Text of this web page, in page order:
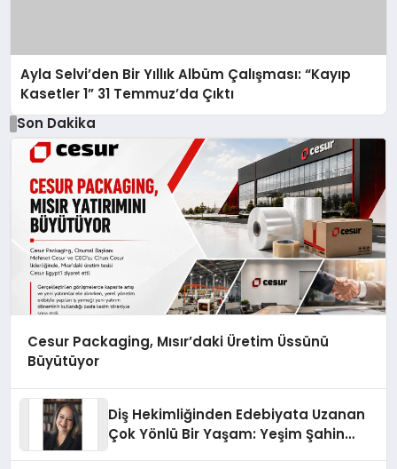
Ayla Selvi’den Bir Yıllık Albüm Çalışması: “Kayıp
Kasetler 1” 31 Temmuz’da Çıktı
Son Dakika
Cesur Packaging, Mısır’daki Üretim Üssünü
Büyütüyor
Diş Hekimliğinden Edebiyata Uzanan
Çok Yönlü Bir Yaşam: Yeşim Şahin